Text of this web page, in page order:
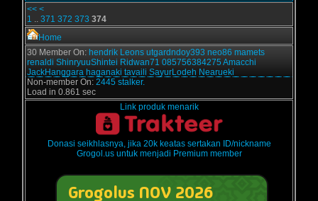
<< <
1 .. 371 372 373 374
Home
30 Member On: hendrik Leons utgardndoy393 neo86 mamets
renaldi ShinryuuShintei Ridwan71 085756384275Amacchi
JackHanggara haganaki tavaili SayurLodeh Nearueki
Non-member On: 2445 stalker.
Load in 0.861 sec
Link produk menarik
Donasi seikhlasnya, jika 20k keatas sertakan ID/nickname
Grogol.us untuk menjadi Premium member